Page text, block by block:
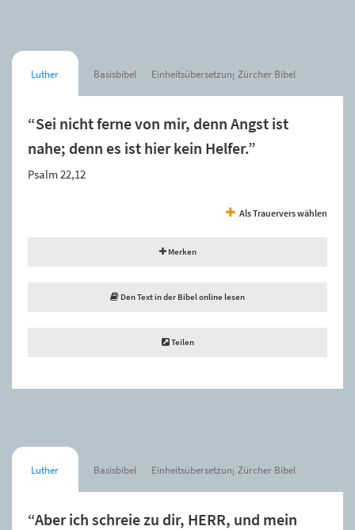
Luther Basisbibel Einheitsübersetzung Zürcher Bibel
“Sei nicht ferne von mir, denn Angst ist
nahe; denn es ist hier kein Helfer.”
Psalm 22,12
Als Trauervers wählen
Merken
Den Text in der Bibel online lesen
Teilen
Luther Basisbibel Einheitsübersetzung Zürcher Bibel
“Aber ich schreie zu dir, HERR, und mein